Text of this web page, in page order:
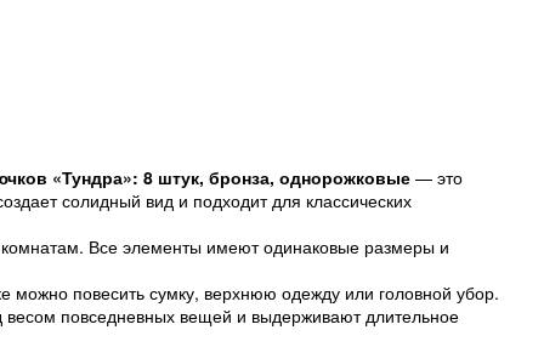
«Тундра»: 8 штук, бронза, однорожковые — это
солидный вид и подходит для классических
Все элементы имеют одинаковые размеры и
повесить сумку, верхнюю одежду или головной убор.
весом повседневных вещей и выдерживают длительное